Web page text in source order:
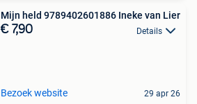
Mijn held 9789402601886 Ineke van Lier
€ 7,90 Details
Bezoek website 29 apr 26